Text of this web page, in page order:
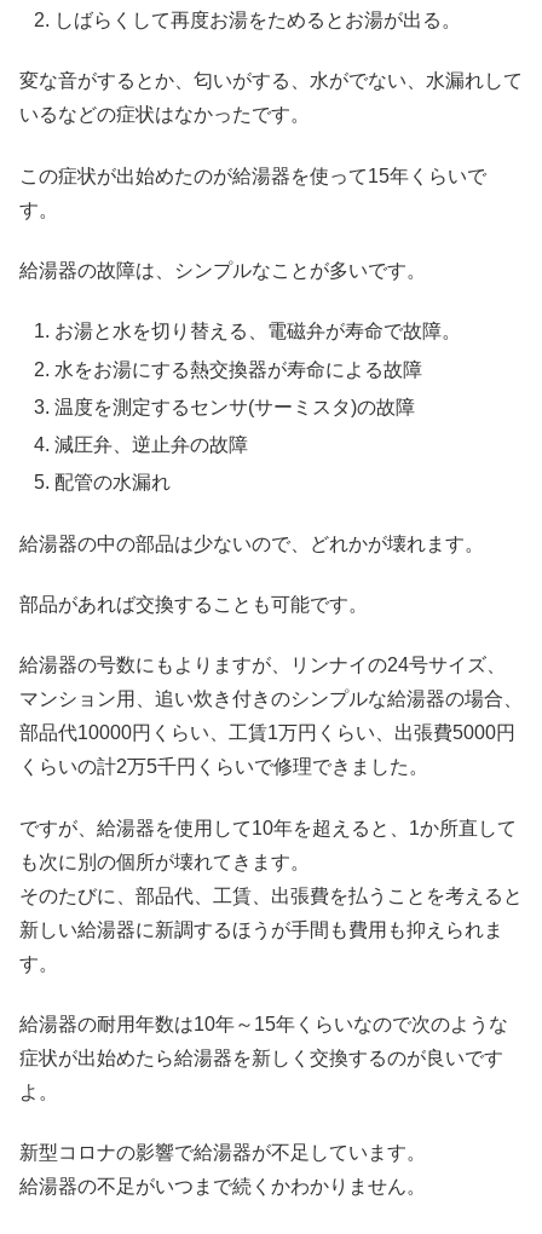
しばらくして再度お湯をためるとお湯が出る。
変な音がするとか、匂いがする、水がでない、水漏れして
いるなどの症状はなかったです。
この症状が出始めたのが給湯器を使って15年くらいで
す。
給湯器の故障は、シンプルなことが多いです。
お湯と水を切り替える、電磁弁が寿命で故障。
水をお湯にする熱交換器が寿命による故障
温度を測定するセンサ(サーミスタ)の故障
減圧弁、逆止弁の故障
配管の水漏れ
給湯器の中の部品は少ないので、どれかが壊れます。
部品があれば交換することも可能です。
給湯器の号数にもよりますが、リンナイの24号サイズ、
マンション用、追い炊き付きのシンプルな給湯器の場合、
部品代10000円くらい、工賃1万円くらい、出張費5000円
くらいの計2万5千円くらいで修理できました。
ですが、給湯器を使用して10年を超えると、1か所直して
も次に別の個所が壊れてきます。
そのたびに、部品代、工賃、出張費を払うことを考えると
新しい給湯器に新調するほうが手間も費用も抑えられま
す。
給湯器の耐用年数は10年～15年くらいなので次のような
症状が出始めたら給湯器を新しく交換するのが良いです
よ。
新型コロナの影響で給湯器が不足しています。
給湯器の不足がいつまで続くかわかりません。